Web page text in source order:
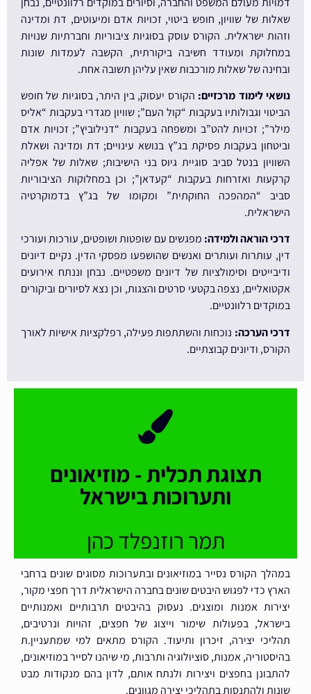
שאלות של שוויון, חופש ביטוי, זכויות אדם ומיעוטים, דת ומדינה
וזהות ישראלית. הקורס עוסק בסוגיות ציבוריות וחברתיות שנויות
במחלוקת ומעודד חשיבה ביקורתית, הקשבה לעמדות שונות
ובחינה של שאלות מורכבות שאין עליהן תשובה אחת.
נושאי לימוד מרכזיים: הקורס יעסוק, בין היתר, בסוגיות של חופש
הביטוי וגבולותיו בעקבות “קול העם”; שוויון מגדרי בעקבות “אליס
מילר”; זכויות להט”ב ומשפחה בעקבות “דנילוביץ”; זכויות אדם
וביטחון בעקבות פסיקת בג”ץ בנושא עינויים; דת ומדינה ושאלת
השוויון בנטל סביב סוגיית גיוס בני הישיבות; שאלות של אפליה
קרקעות ואזרחות בעקבות “קעדאן”; וכן במחלוקות הציבוריות
סביב “המהפכה החוקתית” ומקומו של בג”ץ בדמוקרטיה
הישראלית.
דרכי הוראה ולמידה: מפגשים עם שופטות ושופטים, עורכות ועורכי
דין, עותרות ועותרים ואנשים שהושפעו מפסקי הדין. נקיים דיונים
ודיבייטים וסימולציות של דיונים משפטיים. נבחן וננתח אירועים
אקטואליים, נצפה בקטעי סרטים והצגות, וכן נצא לסיורים וביקורים
במוקדים רלוונטיים.
דרכי הערכה: נוכחות והשתתפות פעילה, רפלקציות אישיות לאורך
הקורס, ודיונים קבוצתיים.
תצוגת תכלית - מוזיאונים
ותערוכות בישראל
תמר רוזנפלד כהן
במהלך הקורס נסייר במוזיאונים ובתערוכות מסוגים שונים ברחבי
הארץ כדי לפגוש היבטים שונים בחברה הישראלית דרך חפצי מקור,
יצירות אמנות ומוצגים. נעסוק בהיבטים תרבותיים ואמנותיים
בישראל, בפעולות שימור וייצוג של חפצים, זהויות ונרטיבים,
תהליכי יצירה, זיכרון ותיעוד. הקורס מתאים למי שמתעניין.ת
בהיסטוריה, אמנות, סוציולוגיה ותרבות, מי שיהנו לסייר במוזיאונים,
להתבונן בחפצים ויצירות ולנתח אותם, לדון בהם מנקודות מבט
שונות ולהתנסות בתהליכי יצירה מגוונים.